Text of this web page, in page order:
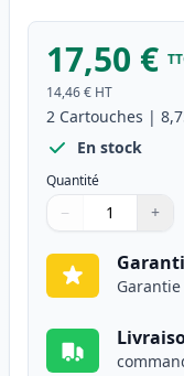
17,50 €
14,46 € HT
2 Cartouches |
En stock
Quantité
Quantité
Utilisez les
− +
Quantité